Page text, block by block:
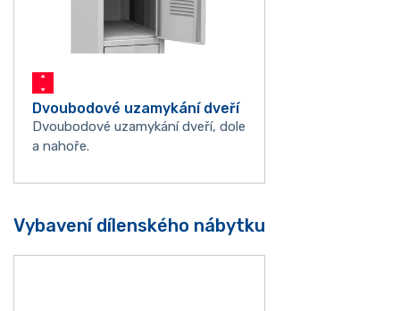
Dvoubodové uzamykání dveří
Dvoubodové uzamykání dveří, dole
a nahoře.
Vybavení dílenského nábytku